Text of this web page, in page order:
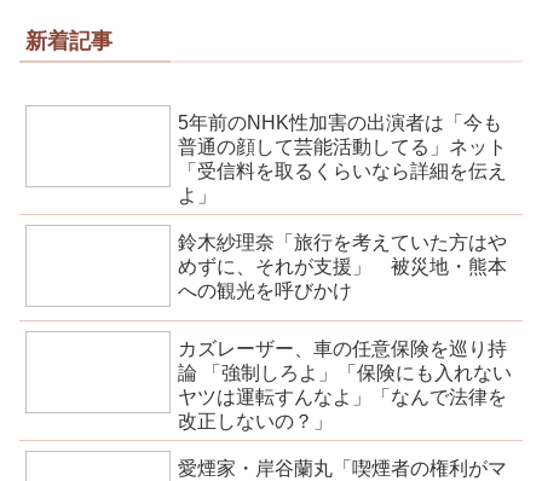
新着記事
5年前のNHK性加害の出演者は「今も
普通の顔して芸能活動してる」ネット
「受信料を取るくらいなら詳細を伝え
よ」
鈴木紗理奈「旅行を考えていた方はや
めずに、それが支援」 被災地・熊本
への観光を呼びかけ
カズレーザー、車の任意保険を巡り持
論 「強制しろよ」「保険にも入れない
ヤツは運転すんなよ」「なんで法律を
改正しないの？」
愛煙家・岸谷蘭丸「喫煙者の権利がマ